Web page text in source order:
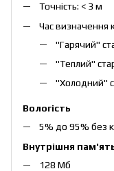
Точність: < 3 м
Час визначення
"Гарячий"
"Теплий"
"Холодний"
Вологість
5% до 95% без
Внутрішня
128 Мб